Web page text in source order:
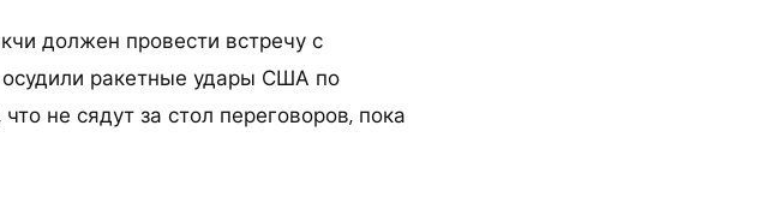
должен провести встречу с
ракетные удары США по
не сядут за стол переговоров, пока